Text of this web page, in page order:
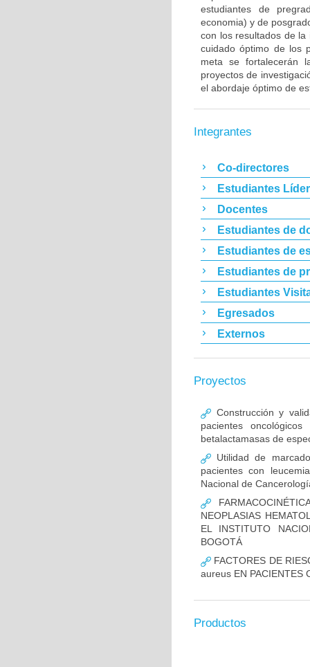
estudiantes de
economia) y de
con los resultados de
cuidado óptimo de los
meta se fortalecerán
proyectos de
el abordaje óptimo de
Integrantes
Co-directores
Estudiantes
Docentes
Estudiantes de
Estudiantes de
Estudiantes de
Estudiantes
Egresados
Externos
Proyectos
Construcción y
pacientes
betalactamasas de
Utilidad de
pacientes con
Nacional de
NEOPLASIAS
EL INSTITUTO
BOGOTÁ
FACTORES DE
aureus EN PACIENTES
Productos